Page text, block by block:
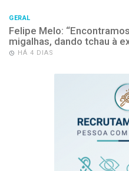
GERAL
Felipe Melo:
migalhas, dando tchau à
HÁ 4 DIAS